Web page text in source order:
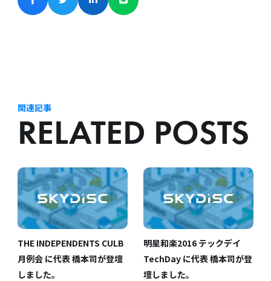
関連記事
RELATED POSTS
THE INDEPENDENTS CULB
月例会 に代表 橋本司が登壇
しました。
明星和楽2016 テックデイ
TechDay に代表 橋本司が登
壇しました。